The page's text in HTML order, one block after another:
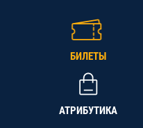
БИЛЕТЫ
АТРИБУТИКА